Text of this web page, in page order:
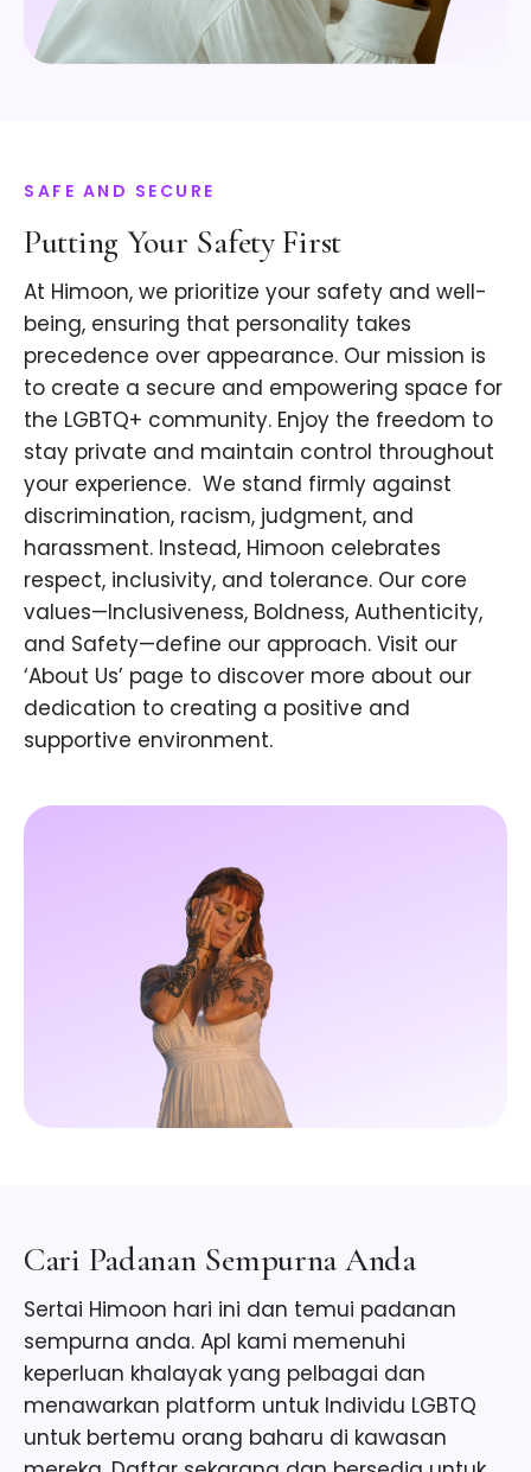
SAFE AND SECURE
Putting Your Safety First
At Himoon, we prioritize your safety and well-
being, ensuring that personality takes
precedence over appearance. Our mission is
to create a secure and empowering space for
the LGBTQ+ community. Enjoy the freedom to
stay private and maintain control throughout
your experience. ​ We stand firmly against
discrimination, racism, judgment, and
harassment. Instead, Himoon celebrates
respect, inclusivity, and tolerance. Our core
values—Inclusiveness, Boldness, Authenticity,
and Safety—define our approach. Visit our
‘About Us’ page to discover more about our
dedication to creating a positive and
supportive environment.
Cari Padanan Sempurna Anda
Sertai Himoon hari ini dan temui padanan
sempurna anda. Apl kami memenuhi
keperluan khalayak yang pelbagai dan
menawarkan platform untuk Individu LGBTQ
untuk bertemu orang baharu di kawasan